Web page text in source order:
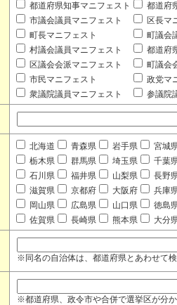
都道府県知事マニフェスト 都道府
市議会議員マニフェスト
区長マ
町長マニフェスト
町議会
村議会議員マニフェスト
都道府
区議会会派マニフェスト
町議会
市民マニフェスト
政党マ
衆議院議員マニフェスト
参議院
北海道 青森県 岩手県 宮城
栃木県
群馬県 埼玉県 千葉
石川県
福井県 山梨県 長野
滋賀県
京都府 大阪府 兵庫
岡山県
広島県 山口県 徳島
佐賀県
長崎県 熊本県 大分
※同名の自治体は、都道府県とあわせて
※都道府県、政令市や合併で選挙区が分